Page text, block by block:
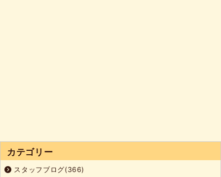
カテゴリー
スタッフブログ(366)